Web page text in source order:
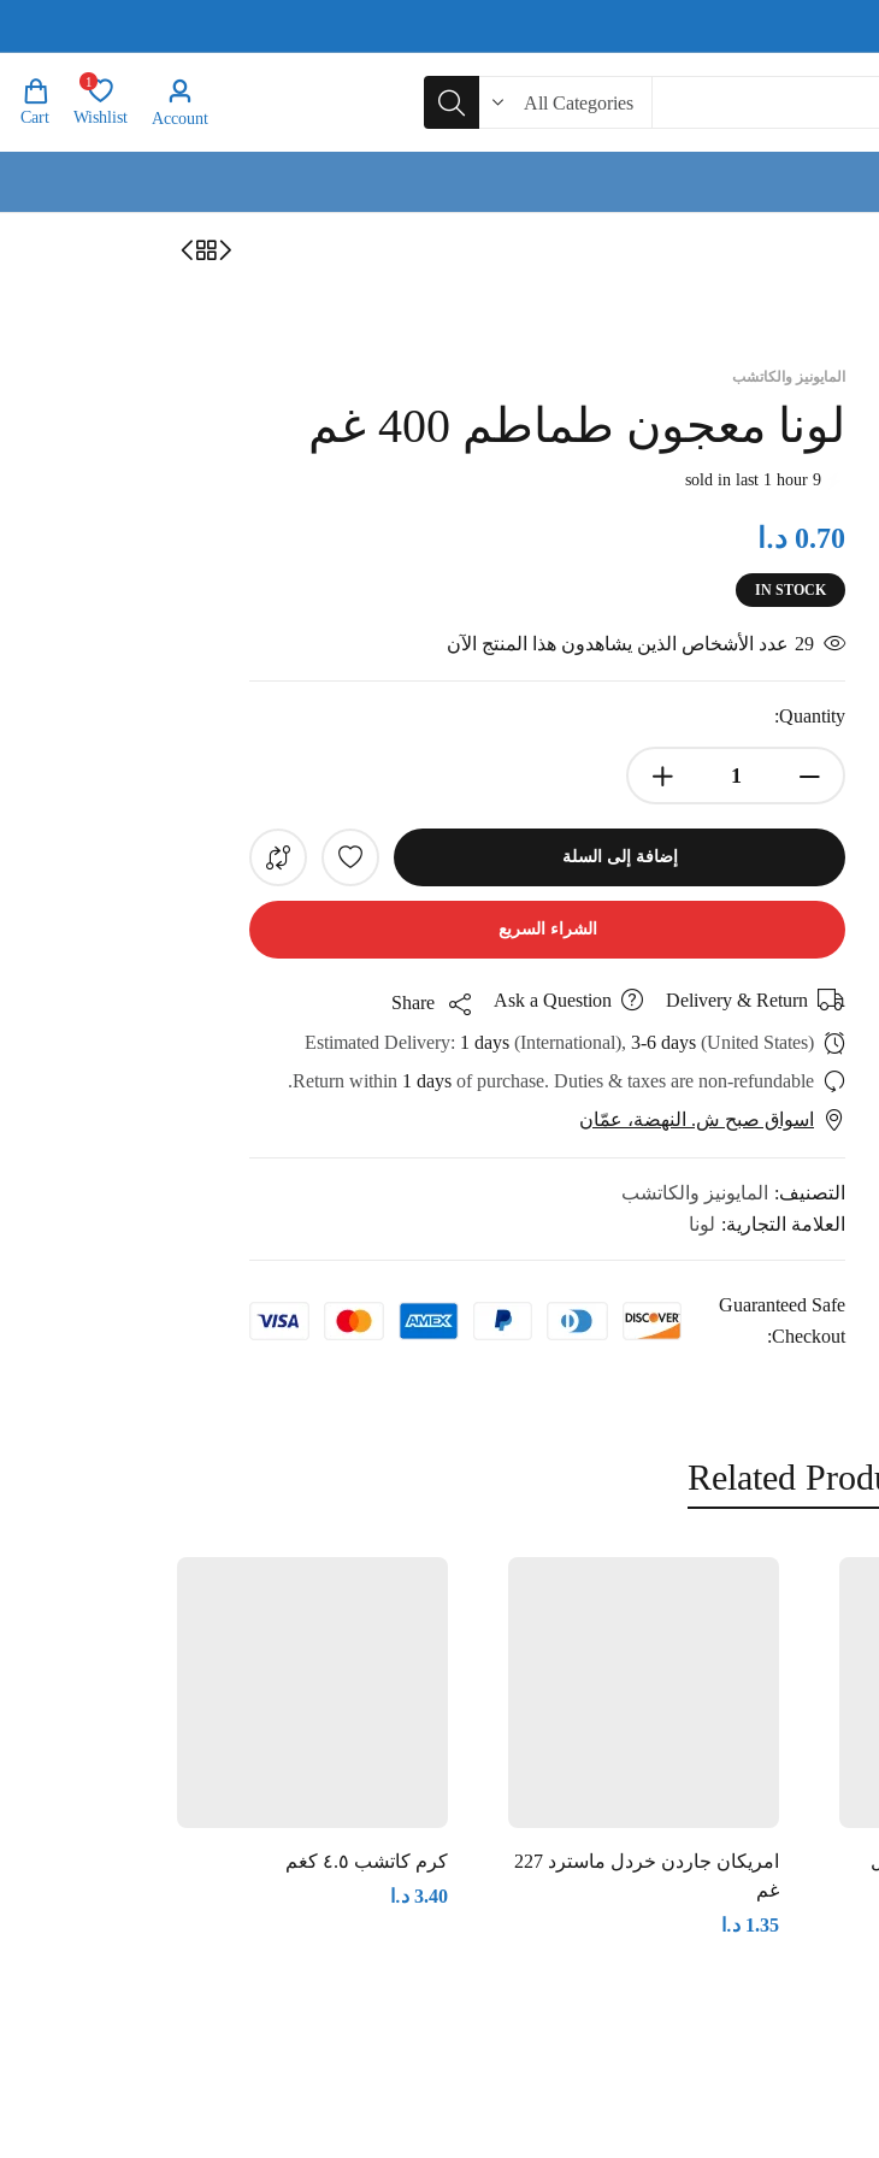
Account
1
Wishlist
Cart
المايونيز والكاتشب
لونا معجون طماطم 400 غم
9 sold in last 1 hour
0.70 د.ا
IN STOCK
29 عدد الأشخاص الذين يشاهدون هذا المنتج الآن
Quantity:
إضافة إلى السلة
الشراء السريع
Delivery & Return
Ask a Question
Share
Estimated Delivery: 1 days (International), 3-6 days (United States)
Return within 1 days of purchase. Duties & taxes are non-refundable.
اسواق صبح ش. النهضة، عمّان
التصنيف:
المايونيز والكاتشب
العلامة التجارية: لونا
Guaranteed Safe
Checkout:
Related
امريكان جاردن خردل ماسترد 227
غم
1.35 د.ا
كرم كاتشب ٤.٥ كغم
3.40 د.ا